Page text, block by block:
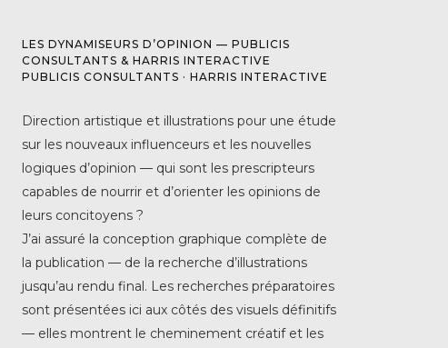
LES DYNAMISEURS D’OPINION — PUBLICIS
CONSULTANTS & HARRIS INTERACTIVE
PUBLICIS CONSULTANTS · HARRIS INTERACTIVE
Direction artistique et illustrations pour une étude
sur les nouveaux influenceurs et les nouvelles
logiques d’opinion — qui sont les prescripteurs
capables de nourrir et d’orienter les opinions de
leurs concitoyens ?
J’ai assuré la conception graphique complète de
la publication — de la recherche d’illustrations
jusqu’au rendu final. Les recherches préparatoires
sont présentées ici aux côtés des visuels définitifs
— elles montrent le cheminement créatif et les